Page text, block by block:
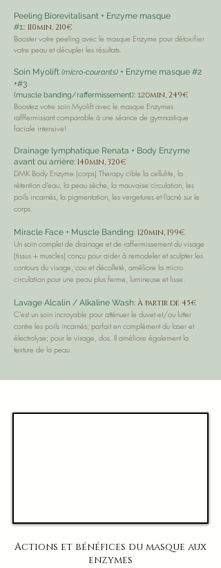
Peeling Biorevitalisant + Enzyme masque
#1:: 110min, 210€
Booster votre peeling avec le masque Enzyme pour détoxifier
votre peau et décupler les résultats.
Soin Myolift (micro-courants) + Enzyme masque #2
+#3
(muscle banding/raffermissement): 120min, 249€
Boostez votre soin Myolift avec le masque Enzymes
rafffermissant comparable à une séance de gymnastique
faciale intensive!
Drainage lymphatique Renata + Body Enzyme
avant ou arrière: 140min, 320€
DMK Body Enzyme (corps) Therapy cible la cellulite, la
rétention d'eau, la peau sèche, la mauvaise circulation, les
poils incarnés, la pigmentation, les vergetures et l'acné sur le
corps.
Miracle Face + Muscle Banding: 120min, 199€
Un soin complet de drainage et de raffermissement du visage
(tissus + muscles) conçu pour aider à remodeler et sculpter les
contours du visage, cou et décolleté, améliore la micro
circulation pour une peau plus ferme, lumineuse et lisse.
Lavage Alcalin / Alkaline Wash: À partir de 45€
C'est un soin incroyable pour atténuer le duvet et/ou lutter
contre les poils incarnés; parfait en complément du laser et
électrolyse; pour le visage, dos..Il améliore également la
texture de la peau.
Actions et bénéfices du masque aux
enzymes